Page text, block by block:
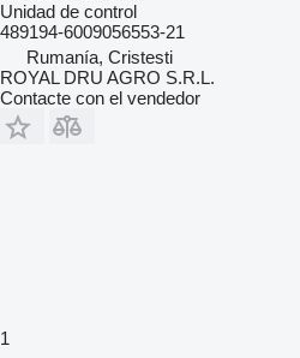
Unidad de control
489194-6009056553-21
Rumanía, Cristesti
ROYAL DRU AGRO S.R.L.
Contacte con el vendedor
1